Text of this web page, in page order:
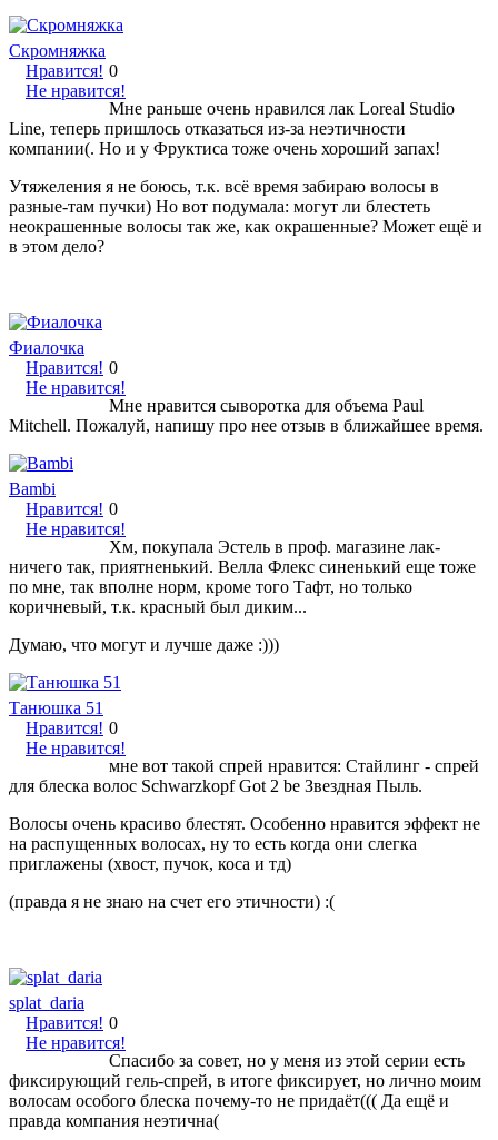
Скромняжка
Нравится!
Не нравится!
0
Мне раньше очень нравился лак Loreal Studio
Line, теперь пришлось отказаться из-за неэтичности
компании(. Но и у Фруктиса тоже очень хороший запах!
Утяжеления я не боюсь, т.к. всё время забираю волосы в
разные-там пучки) Но вот подумала: могут ли блестеть
неокрашенные волосы так же, как окрашенные? Может ещё и
в этом дело?
Фиалочка
Нравится!
Не нравится!
0
Мне нравится сыворотка для объема Paul
Mitchell. Пожалуй, напишу про нее отзыв в ближайшее время.
Bambi
Нравится!
Не нравится!
0
Хм, покупала Эстель в проф. магазине лак-
ничего так, приятненький. Велла Флекс синенький еще тоже
по мне, так вполне норм, кроме того Тафт, но только
коричневый, т.к. красный был диким...
Думаю, что могут и лучше даже :)))
Танюшка 51
Нравится!
Не нравится!
0
мне вот такой спрей нравится: Стайлинг - спрей
для блеска волос Schwarzkopf Got 2 be Звездная Пыль.
Волосы очень красиво блестят. Особенно нравится эффект не
на распущенных волосах, ну то есть когда они слегка
приглажены (хвост, пучок, коса и тд)
(правда я не знаю на счет его этичности) :(
splat_daria
Нравится!
Не нравится!
0
Спасибо за совет, но у меня из этой серии есть
фиксирующий гель-спрей, в итоге фиксирует, но лично моим
волосам особого блеска почему-то не придаёт((( Да ещё и
правда компания неэтична(